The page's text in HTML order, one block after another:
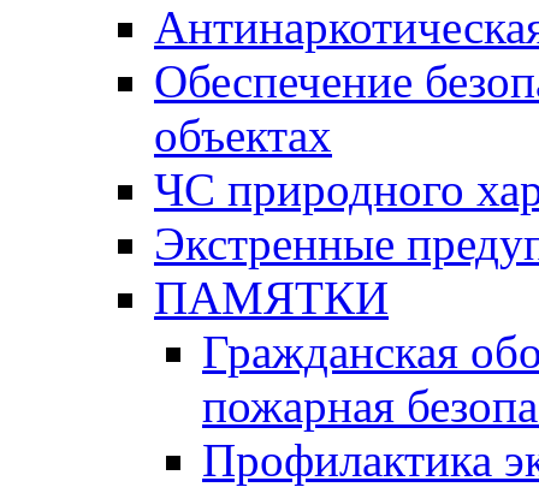
Обеспечение
объектах
ЧС природного
Экстренные
ПАМЯТКИ
Гражданская
пожарная
Профилактика